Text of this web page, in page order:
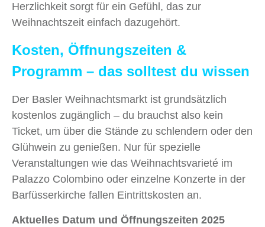
Herzlichkeit sorgt für ein Gefühl, das zur
Weihnachtszeit einfach dazugehört.
Kosten, Öffnungszeiten &
Programm – das solltest du wissen
Der Basler Weihnachtsmarkt ist grundsätzlich
kostenlos zugänglich – du brauchst also kein
Ticket, um über die Stände zu schlendern oder den
Glühwein zu genießen. Nur für spezielle
Veranstaltungen wie das Weihnachtsvarieté im
Palazzo Colombino oder einzelne Konzerte in der
Barfüsserkirche fallen Eintrittskosten an.
Aktuelles Datum und Öffnungszeiten 2025